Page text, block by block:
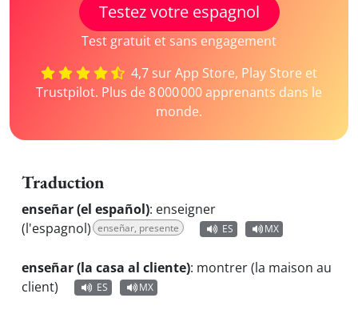
Testez votre espagnol
Test gratuit et sans engagement
4,7 sur App Store, Play Store et
Trustpilot. Plus de 8 000 000 apprenants dans le
monde.
Traduction
enseñar (el español): enseigner
(l'espagnol) enseñar, presente ES MX
enseñar (la casa al cliente): montrer (la maison au
client)
ES MX